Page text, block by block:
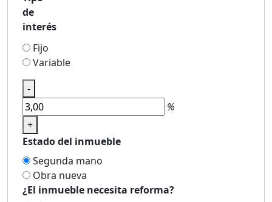
de
interés
Fijo
Variable
-
%
+
Estado del inmueble
Segunda mano
Obra nueva
¿El inmueble necesita reforma?